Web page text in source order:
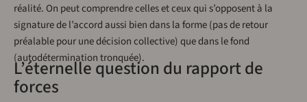
réalité. On peut comprendre celles et ceux qui s’opposent à la
signature de l’accord aussi bien dans la forme (pas de retour
préalable pour une décision collective) que dans le fond
(autodétermination tronquée).
L’éternelle question du rapport de
forces